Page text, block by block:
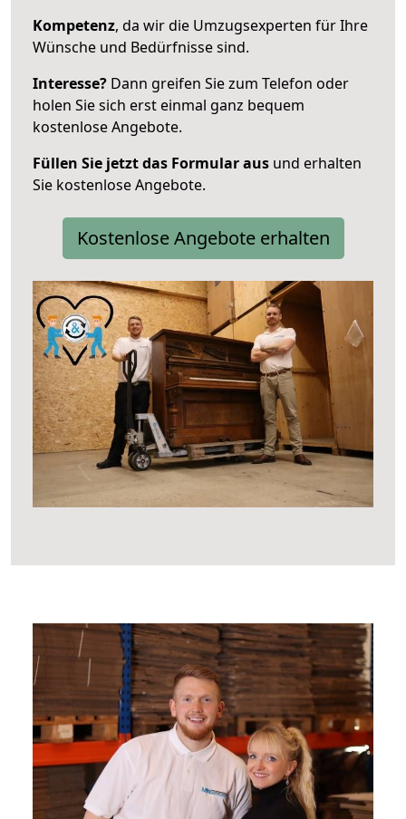
Kompetenz, da wir die Umzugsexperten für Ihre
Wünsche und Bedürfnisse sind.
Interesse? Dann greifen Sie zum Telefon oder
holen Sie sich erst einmal ganz bequem
kostenlose Angebote.
Füllen Sie jetzt das Formular aus und erhalten
Sie kostenlose Angebote.
Kostenlose Angebote erhalten